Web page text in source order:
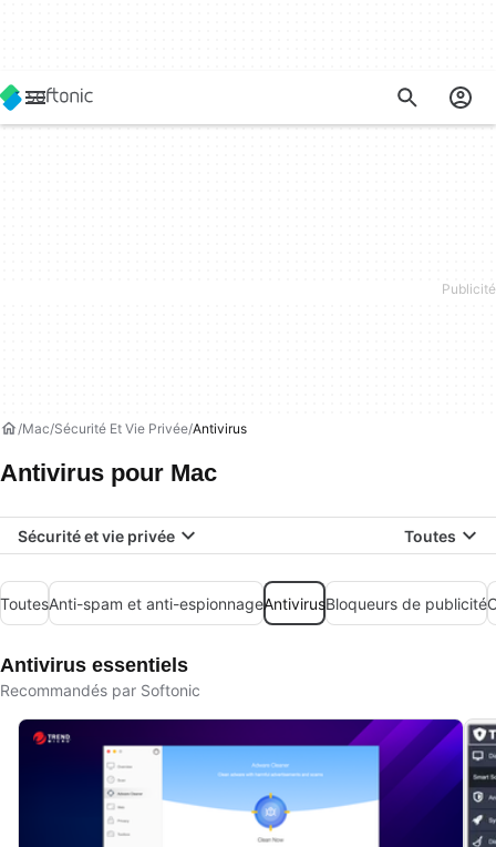
Mac Sécurité Et Vie Privée Antivirus
Antivirus pour Mac
Sécurité et vie privée Toutes
ToutesAnti-spam et anti-espionnageAntivirusBloqueurs de publicité
Antivirus essentiels
Recommandés par Softonic